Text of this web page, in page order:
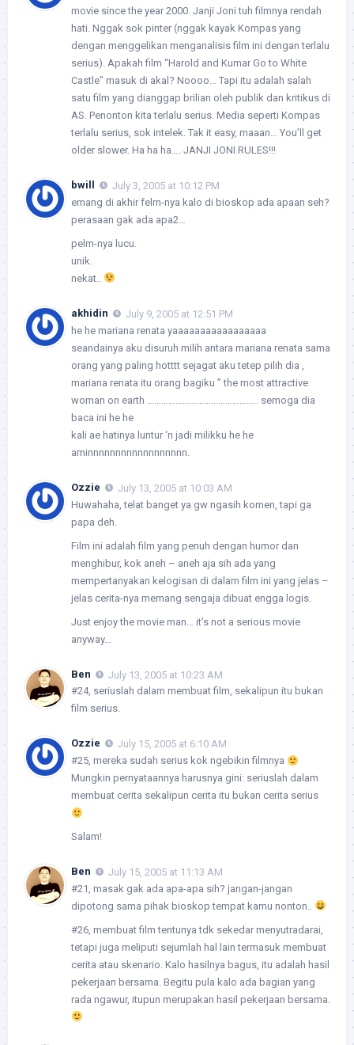
movie since the year 2000. Janji Joni tuh filmnya rendah
hati. Nggak sok pinter (nggak kayak Kompas yang
dengan menggelikan menganalisis film ini dengan terlalu
serius). Apakah film “Harold and Kumar Go to White
Castle” masuk di akal? Noooo… Tapi itu adalah salah
satu film yang dianggap brilian oleh publik dan kritikus di
AS. Penonton kita terlalu serius. Media seperti Kompas
terlalu serius, sok intelek. Tak it easy, maaan… You’ll get
older slower. Ha ha ha…. JANJI JONI RULES!!!
bwill
July 3, 2005 at 10:12 PM
emang di akhir felm-nya kalo di bioskop ada apaan seh?
perasaan gak ada apa2…
pelm-nya lucu.
unik.
nekat..
akhidin
July 9, 2005 at 12:51 PM
he he mariana renata yaaaaaaaaaaaaaaaaa
seandainya aku disuruh milih antara mariana renata sama
orang yang paling hotttt sejagat aku tetep pilih dia ,
mariana renata itu orang bagiku ” the most attractive
woman on earth ……………………………………….. semoga dia
baca ini he he
kali ae hatinya luntur ‘n jadi milikku he he
aminnnnnnnnnnnnnnnnnn.
Ozzie
July 13, 2005 at 10:03 AM
Huwahaha, telat banget ya gw ngasih komen, tapi ga
papa deh.
Film ini adalah film yang penuh dengan humor dan
menghibur, kok aneh – aneh aja sih ada yang
mempertanyakan kelogisan di dalam film ini yang jelas –
jelas cerita-nya memang sengaja dibuat engga logis.
Just enjoy the movie man… it’s not a serious movie
anyway…
Ben
July 13, 2005 at 10:23 AM
#24, seriuslah dalam membuat film, sekalipun itu bukan
film serius.
Ozzie
July 15, 2005 at 6:10 AM
#25, mereka sudah serius kok ngebikin filmnya
Mungkin pernyataannya harusnya gini: seriuslah dalam
membuat cerita sekalipun cerita itu bukan cerita serius
Salam!
Ben
July 15, 2005 at 11:13 AM
#21, masak gak ada apa-apa sih? jangan-jangan
dipotong sama pihak bioskop tempat kamu nonton..
#26, membuat film tentunya tdk sekedar menyutradarai,
tetapi juga meliputi sejumlah hal lain termasuk membuat
cerita atau skenario. Kalo hasilnya bagus, itu adalah hasil
pekerjaan bersama. Begitu pula kalo ada bagian yang
rada ngawur, itupun merupakan hasil pekerjaan bersama.